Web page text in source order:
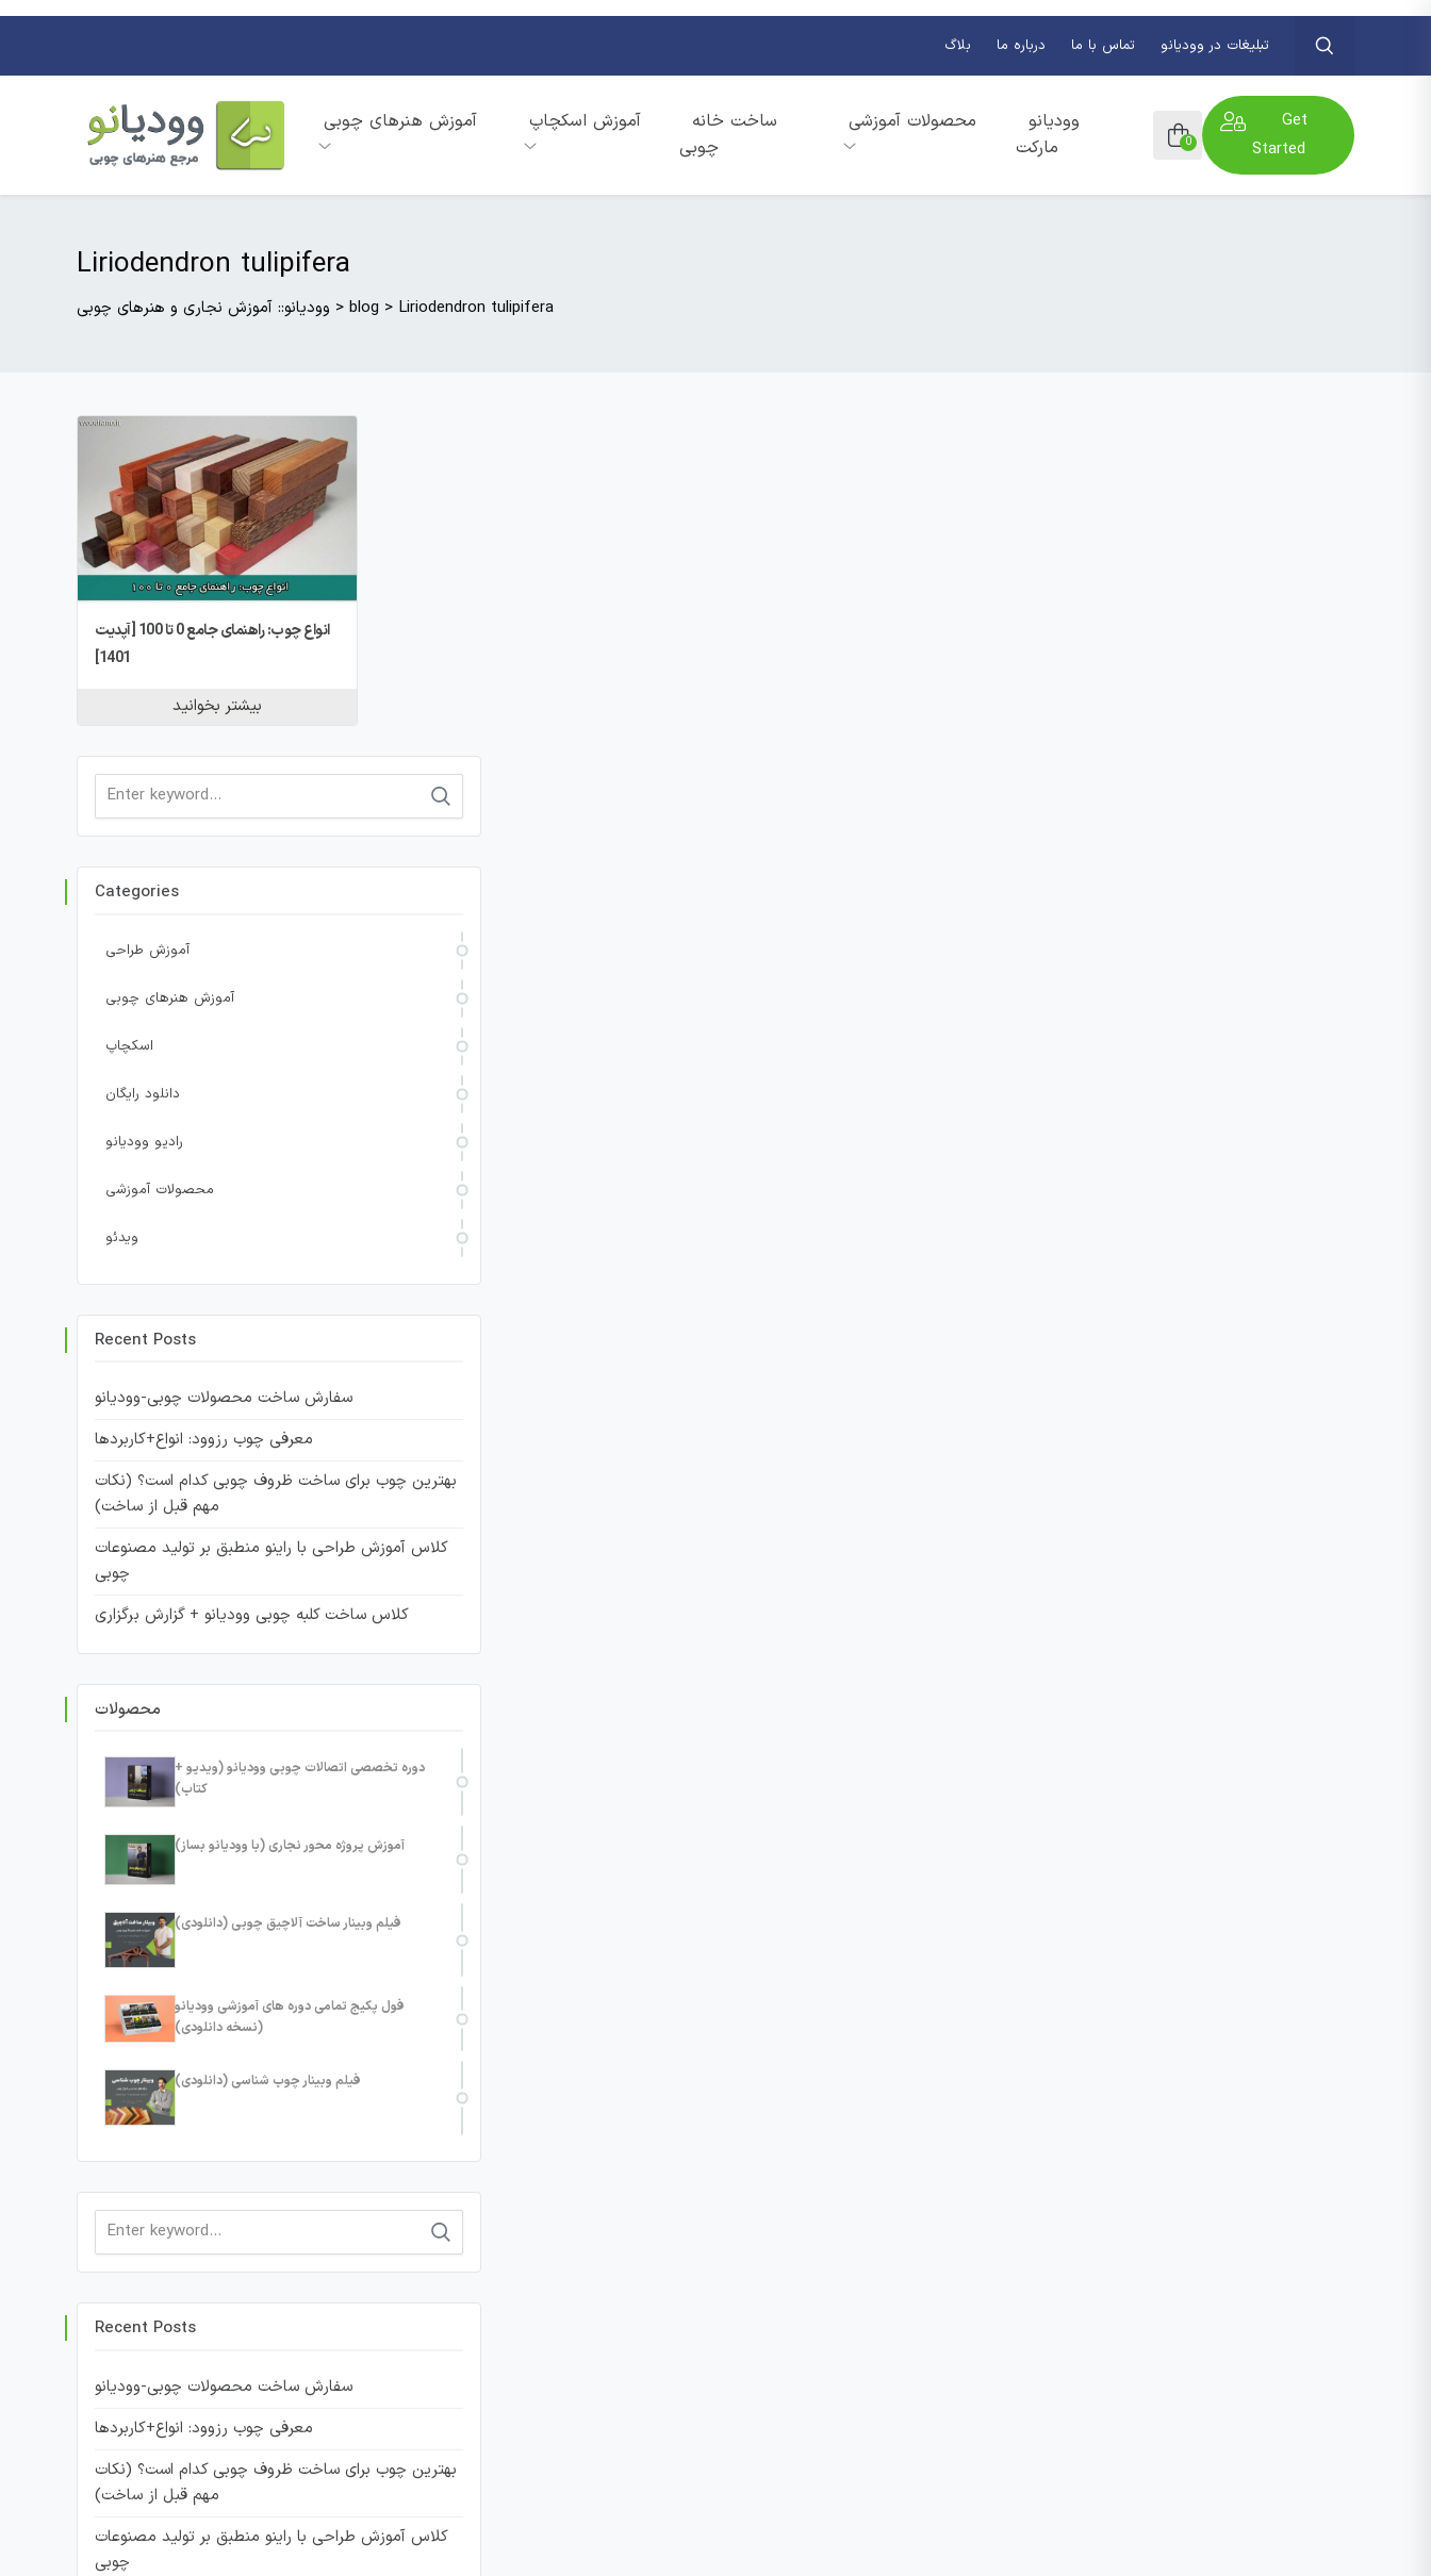
بلاگ درباره ما تماس با ما تبلیغات در وودیانو
آموزش هنرهای چوبی آموزش اسکچاپ
ساخت خانه
چوبی
محصولات آموزشی
وودیانو
مارکت
0
Get
Started
Liriodendron tulipifera
وودیانو:: آموزش نجاری و هنرهای چوبی > blog > Liriodendron tulipifera
انواع چوب: راهنمای جامع 0 تا 100 [آپدیت
1401]
بیشتر بخوانید
Search
Categories
آموزش طراحی
آموزش هنرهای چوبی
اسکچاپ
دانلود رایگان
رادیو وودیانو
محصولات آموزشی
ویدئو
Recent Posts
سفارش ساخت محصولات چوبی-وودیانو
معرفی چوب رزوود: انواع+کاربردها
بهترین چوب برای ساخت ظروف چوبی کدام است؟ (نکات
مهم قبل از ساخت)
کلاس آموزش طراحی با راینو منطبق بر تولید مصنوعات
چوبی
کلاس ساخت کلبه چوبی وودیانو + گزارش برگزاری
محصولات
دوره تخصصی اتصالات چوبی وودیانو (ویدیو +
کتاب)
آموزش پروژه محور نجاری (با وودیانو بساز)
فیلم وبینار ساخت آلاچیق چوبی (دانلودی)
فول پکیج تمامی دوره های آموزشی وودیانو
(نسخه دانلودی)
فیلم وبینار چوب شناسی (دانلودی)
Search
Recent Posts
سفارش ساخت محصولات چوبی-وودیانو
معرفی چوب رزوود: انواع+کاربردها
بهترین چوب برای ساخت ظروف چوبی کدام است؟ (نکات
مهم قبل از ساخت)
کلاس آموزش طراحی با راینو منطبق بر تولید مصنوعات
چوبی